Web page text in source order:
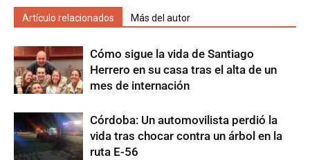
Artículo relacionados Más del autor
Cómo sigue la vida de Santiago
Herrero en su casa tras el alta de un
mes de internación
Córdoba: Un automovilista perdió la
vida tras chocar contra un árbol en la
ruta E-56